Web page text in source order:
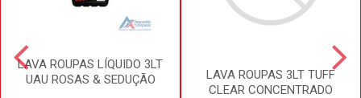
LAVA ROUPAS LÍQUIDO 3LT
UAU ROSAS & SEDUÇÃO
LAVA ROUPAS 3LT TUFF
CLEAR CONCENTRADO